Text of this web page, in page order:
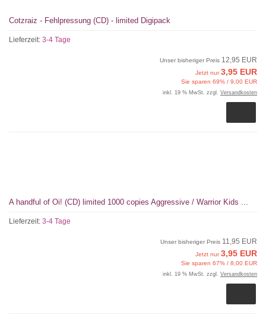
Cotzraiz - Fehlpressung (CD) - limited Digipack
Lieferzeit: 3-4 Tage
Unser bisheriger Preis 12,95 EUR
Jetzt nur3,95 EUR
Sie sparen 69% / 9,00 EUR
inkl. 19 % MwSt. zzgl. Versandkosten
A handful of Oi! (CD) limited 1000 copies Aggressive / Warrior Kids ...
Lieferzeit: 3-4 Tage
Unser bisheriger Preis 11,95 EUR
Jetzt nur3,95 EUR
Sie sparen 67% / 8,00 EUR
inkl. 19 % MwSt. zzgl. Versandkosten